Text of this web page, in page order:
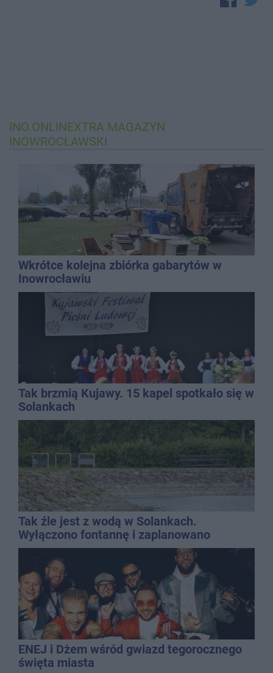
INO.ONLINEXTRA MAGAZYN
INOWROCŁAWSKI
Wkrótce kolejna zbiórka gabarytów w
Inowrocławiu
Tak brzmią Kujawy. 15 kapel spotkało się w
Solankach
Tak źle jest z wodą w Solankach.
Wyłączono fontannę i zaplanowano
dolewkę
ENEJ i Dżem wśród gwiazd tegorocznego
święta miasta